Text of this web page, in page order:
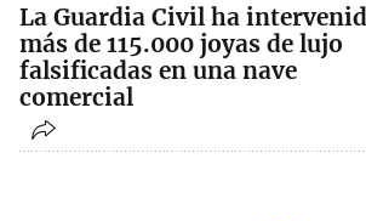
La Guardia Civil ha
más de 115.000 joyas de lujo
falsificadas en una nave
comercial